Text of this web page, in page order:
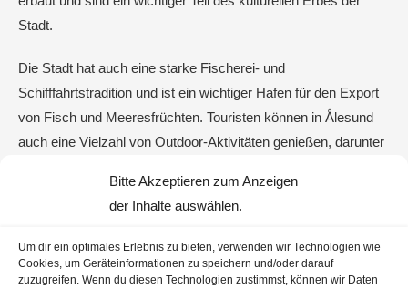
Bitte Akzeptieren zum Anzeigen
der Inhalte auswählen.
Um dir ein optimales Erlebnis zu bieten, verwenden wir Technologien wie
Cookies, um Geräteinformationen zu speichern und/oder darauf
zuzugreifen. Wenn du diesen Technologien zustimmst, können wir Daten
Stadt.
Die Stadt hat auch eine starke Fischerei- und
Schifffahrtstradition und ist ein wichtiger Hafen für den Export
von Fisch und Meeresfrüchten. Touristen können in Ålesund
auch eine Vielzahl von Outdoor-Aktivitäten genießen, darunter
Vielzahl von Museen und Galerien, die die Geschichte und
Kultur der Region widerspiegeln.